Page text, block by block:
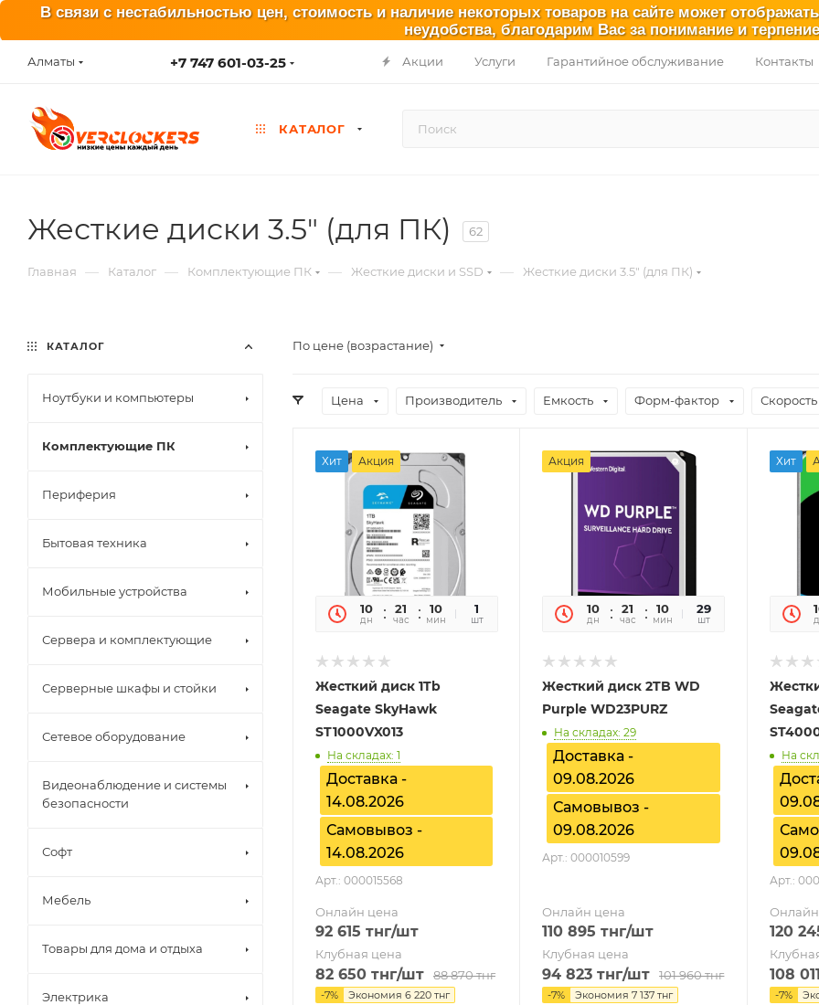
В связи с нестабильностью цен, стоимость и наличие некоторых товаров на сайте может
неудобства, благодарим Вас за понимание и
Алматы +7 747 601-03-25 Акции Услуги Гарантийное обслуживание Контакты
КАТАЛОГ
Жесткие диски 3.5" (для ПК) 62
Главная — Каталог — Комплектующие ПК — Жесткие диски и SSD — Жесткие диски 3.5" (для ПК)
По цене (возрастание)
Цена Производитель Емкость Форм-фактор
Хит Акция
10
дн
21
час
10
мин
43
сек
1
шт
Жесткий диск 1Tb
Seagate SkyHawk
ST1000VX013
На складах: 1
Доставка -
14.08.2026
Самовывоз -
14.08.2026
Арт.: 000015568
Онлайн цена
92 615 тнг/шт
Клубная цена
82 650 тнг/шт 88 870тнг
-7% Экономия 6 220 тнг
Акция
10
дн
21
час
10
мин
43
сек
29
шт
Жесткий диск 2TB WD
Purple WD23PURZ
На складах: 29
Доставка -
09.08.2026
Самовывоз -
09.08.2026
Арт.: 000010599
Онлайн цена
110 895 тнг/шт
Клубная цена
94 823 тнг/шт 101 960тнг
-7% Экономия7 137 тнг
Хит
На
Арт.:
120
108 011
-7%
КАТАЛОГ
Ноутбуки и компьютеры
Комплектующие ПК
Периферия
Бытовая техника
Мобильные устройства
Сервера и комплектующие
Серверные шкафы и стойки
Сетевое оборудование
Видеонаблюдение и системы
безопасности
Софт
Мебель
Товары для дома и отдыха
Электрика